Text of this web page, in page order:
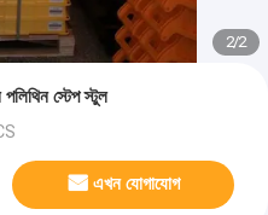
2/2
স্টেপ স্টুল
এখন যোগাযোগ